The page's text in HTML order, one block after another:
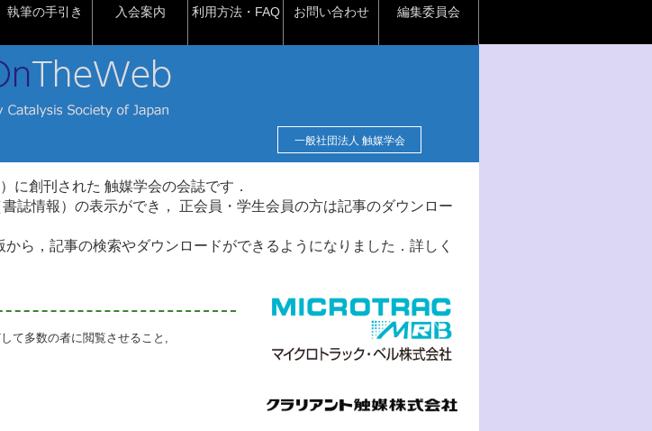
執筆の手引き 入会案内 利用方法・FAQ お問い合わせ 編集委員会
一般社団法人 触媒学会
に創刊された 触媒学会の会誌です．
誌情報）の表示ができ， 正会員・学生会員の方は記事のダウンロー
ら，記事の検索やダウンロードができるようになりました．詳しく
て多数の者に閲覧させること,